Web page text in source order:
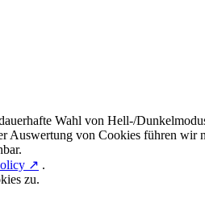
Wahl von Hell-/
Auswertung von Cookies führen wir
↗ .
zu.